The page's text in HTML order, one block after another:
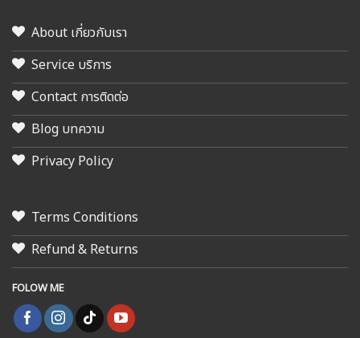
About เกี่ยวกับเรา
Service บริการ
Contact การติดต่อ
Blog บทความ
Privacy Policy
Terms Conditions
Refund & Returns
FOLOW ME